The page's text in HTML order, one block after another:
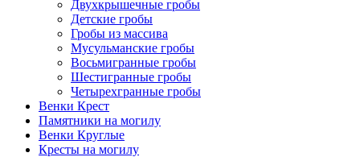
Двухкрышечные гробы
Детские гробы
Гробы из массива
Мусульманские гробы
Восьмигранные гробы
Шестигранные гробы
Четырехгранные гробы
Венки Крест
Памятники на могилу
Венки Круглые
Кресты на могилу